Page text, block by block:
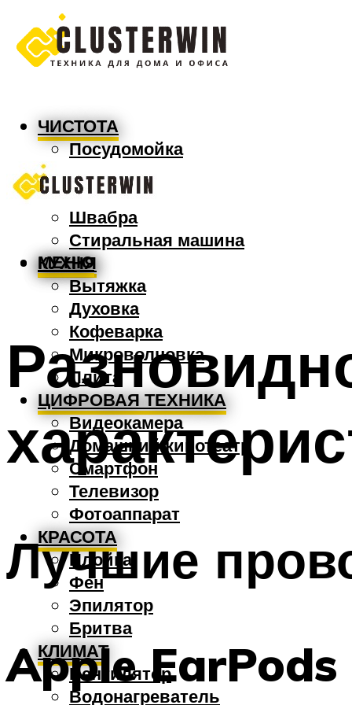
ЧИСТОТА
Посудомойка
Пылесос
Утюг
Швабра
Стиральная машина
КУХНЯ
Вытяжка
Духовка
Кофеварка
Микроволновка
Плита
ЦИФРОВАЯ ТЕХНИКА
Видеокамера
Домашний кинотеатр
Смартфон
Телевизор
Фотоаппарат
КРАСОТА
Плойка
Фен
Эпилятор
Бритва
КЛИМАТ
Вентилятор
Водонагреватель
МЕНЮ
Лучшие
Apple